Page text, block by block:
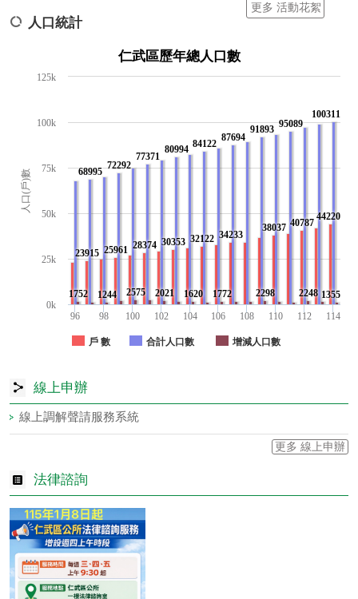
更多 活動花絮
人口統計
人口(戶)數
仁武區歷年總人口數
23915 25961 28374 30353 32122 34233
38037 40787
44220
68995
72292
77371
80994 84122
87694
91893 95089
100311
1752 1244 2575 2021 1620 1772 2298 2248 1355
戶 數 合計人口數 增減人口數
96 98 100 102 104 106 108 110 112 114
0k
25k
50k
75k
100k
125k
線上申辦
線上調解聲請服務系統
更多 線上申辦
法律諮詢